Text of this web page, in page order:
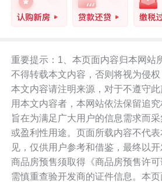
重要提示：1、本页面内容归本网站
不得转载本文内容，否则将视为侵
本文内容请注明来源，对于不遵守
用本文内容者，本网站依法保留追究
旨在为满足广大用户的信息需求而
或盈利性用途。页面所载内容不代
见，仅供用户参考和借鉴，最终以开
商品房预售须取得《商品房预售许
需慎重查验开发商的证件信息。本